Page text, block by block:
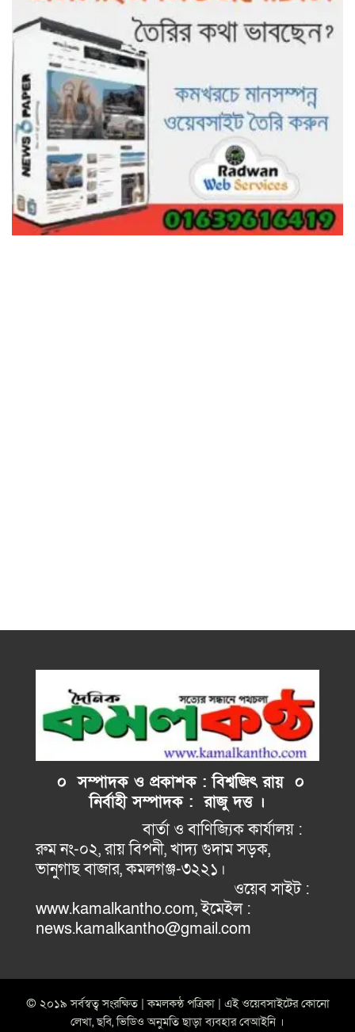
গাছ না কেটে আমাদের পুড়িয়ে মারলে
ভালো হতো’: বন বিভাগের নিষ্ঠুরতায়
নিঃস্ব কৃষক
০ সম্পাদক ও প্রকাশক : বিশ্বজিৎ রায় ০
নির্বাহীসম্পাদক : রাজু দত্ত ।
বার্তা ও বাণিজ্যিক কার্যালয় :
রুম নং-০২, রায় বিপনী, খাদ্য গুদাম সড়ক,
ভানুগাছ বাজার, কমলগঞ্জ-৩২২১।
ওয়েব সাইট :
www.kamalkantho.com, ইমেইল :
news.kamalkantho@gmail.com
© ২০১৯ সর্বস্বত্ব সংরক্ষিত | কমলকন্ঠ পত্রিকা | এই ওয়েবসাইটের কোনো
লেখা, ছবি, ভিডিও অনুমতি ছাড়া ব্যবহার বেআইনি ।